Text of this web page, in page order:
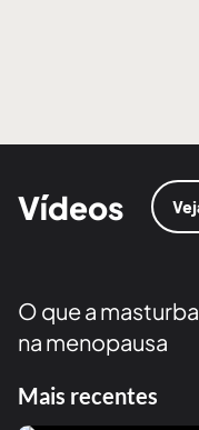
Vídeos
O que a
na menopausa
Mais recentes